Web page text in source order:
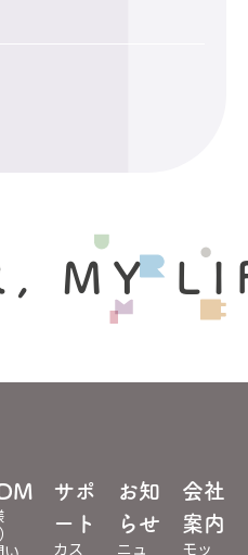
MY
サポ
ート
カス
お知
らせ
ニュ
会社
案内
モッ